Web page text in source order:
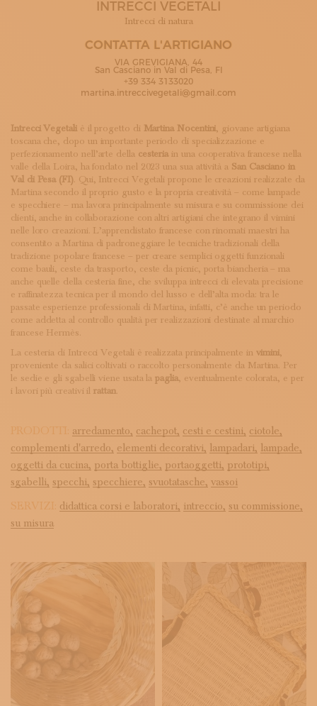
ISCRIVITI ALLA NEWSLETTER
LOGIN
INTRECCI VEGETALI
Intrecci di natura
CONTATTA L'ARTIGIANO
VIA GREVIGIANA, 44
San Casciano in Val di Pesa, FI
+39 334 3133020
martina.intreccivegetali@gmail.com
Intrecci Vegetaliè il progetto di Martina Nocentini, giovane artigiana
toscana che, dopo un importante periodo di specializzazione e
perfezionamento nell’arte della cesteriain una cooperativa francese nella
valle della Loira, ha fondato nel 2023 una sua attività a San Casciano in
Val di Pesa (FI). Qui, Intrecci Vegetali propone le creazioni realizzate da
Martina secondo il proprio gusto e la propria creatività – come lampade
e specchiere – ma lavora principalmente su misura e su commissione dei
clienti, anche in collaborazione con altri artigiani che integrano il vimini
nelle loro creazioni. L’apprendistato francese con rinomati maestri ha
consentito a Martina di padroneggiare le tecniche tradizionali della
tradizione popolare francese – per creare semplici oggetti funzionali
come bauli, ceste da trasporto, ceste da picnic, porta biancheria – ma
anche quelle della cesteria fine, che sviluppa intrecci di elevata precisione
e raffinatezza tecnica per il mondo del lusso e dell’alta moda: tra le
passate esperienze professionali di Martina, infatti, c’è anche un periodo
come addetta al controllo qualità per realizzazioni destinate al marchio
francese Hermès.
La cesteria di Intrecci Vegetali è realizzata principalmente in vimini,
proveniente da salici coltivati o raccolto personalmente da Martina. Per
le sedie e gli sgabelli viene usata lapaglia, eventualmente colorata, e per
i lavori più creativi ilrattan.
PRODOTTI: arredamento, cachepot, cesti e cestini, ciotole,
complementi d'arredo, elementi decorativi, lampadari, lampade,
oggetti da cucina, porta bottiglie, portaoggetti, prototipi,
sgabelli, specchi, specchiere, svuotatasche, vassoi
SERVIZI: didattica corsi e laboratori, intreccio, su commissione,
su misura